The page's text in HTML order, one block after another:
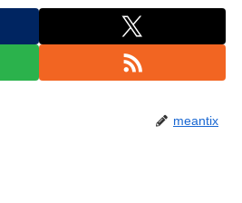
meantix